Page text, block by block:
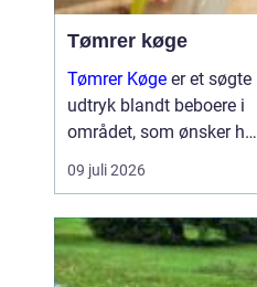
Tømrer køge
Tømrer Køge er et søgte
udtryk blandt beboere i
området, som ønsker høj
kvalitet, troværdighed og
gennemført håndværk til
renoveringsopgaver.
Mange husejere i køge
09 juli 2026